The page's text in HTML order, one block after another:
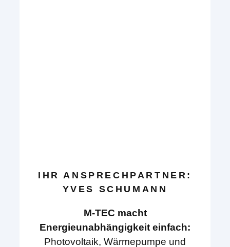
IHR ANSPRECHPARTNER:
YVES SCHUMANN
M-TEC macht
Energieunabhängigkeit einfach:
Photovoltaik, Wärmepumpe und